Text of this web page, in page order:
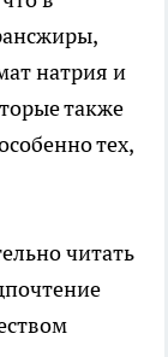
натрия и
также
тех,
читать